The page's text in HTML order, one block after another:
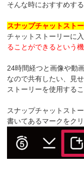
そんな時におすすめす
スナップチャットスト
チャットストーリーに
ることができるという
24時間経つと画像や動
なので共有したい、見
ストーリーを使用する
スナップチャットスト
書いてあるマークをクリ